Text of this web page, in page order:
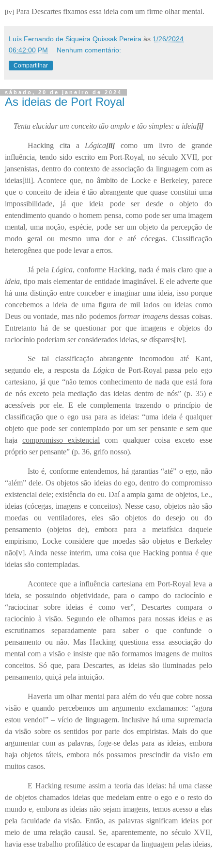
[iv] Para Descartes fixamos essa ideia com um firme olhar mental.
Luís Fernando de Siqueira Quissak Pereira às 1/26/2024
06:42:00 PM
Nenhum comentário:
Compartilhar
sábado, 20 de janeiro de 2024
As ideias de Port Royal
Tenta elucidar um conceito tão amplo e tão simples: a ideia[i]
Hacking cita a Lógica[ii] como um livro de grande
influência, tendo sido escrito em Port-Royal, no século XVII, por
jansenistas, dentro do contexto de associação da linguagem com as
ideias[iii]. Acontece que, no âmbito de Locke e Berkeley, parece
que o conceito de ideia é tão abrangente que quase constitui uma
impossibilidade, já que ideia pode ser desde o objeto do
entendimento quando o homem pensa, como pode ser uma imagem
mental, uma noção, espécie, pode ser um objeto da percepção de
modo geral ou mesmo uma dor e até cócegas. Classificação
heterogênea que pode levar a erros.
Já pela Lógica, conforme Hacking, nada é mais claro que a
ideia, tipo mais elementar de entidade imaginável. E ele adverte que
há uma distinção entre conceber e imaginar uma ideia, isso porque
concebemos a ideia de uma figura de mil lados ou ideias como
Deus ou vontade, mas não podemos formar imagensdessas coisas.
Entretanto há de se questionar por que imagens e objetos do
raciocínio poderiam ser considerados ideias, se díspares[iv].
Se tal classificação abrangente incomodou até Kant,
segundo ele, a resposta da Lógica de Port-Royal passa pelo ego
cartesiano, já que “não temos conhecimento de nada que está fora
de nós exceto pela mediação das ideias dentro de nós” (p. 35) e
acessíveis por ele. E ele complementa trazendo o princípio de
classificação que o ego usa para as ideias: “uma ideia é qualquer
objeto que pode ser contemplado por um ser pensante e sem que
hajacompromisso existencial com qualquer coisa exceto esse
próprio ser pensante” (p. 36, grifo nosso).
Isto é, conforme entendemos, há garantias “até” o ego, não
“além” dele. Os objetos são ideias do ego, dentro do compromisso
existencial dele; existência do eu. Daí a ampla gama de objetos, i.e.,
ideias (cócegas, imagens e conceitos). Nesse caso, objetos não são
moedas ou ventiladores, eles são objetos do desejo ou do
pensamento (objetos de), embora para a metafísica daquele
empirismo, Locke considere que moedas são objetos e Berkeley
não[v]. Ainda nesse interim, uma coisa que Hacking pontua é que
ideias são contempladas.
Acontece que a influência cartesiana em Port-Royal leva a
ideia, se possuindo objetividade, para o campo do raciocínio e
“raciocinar sobre ideias é como ver”, Descartes compara o
raciocínio à visão. Segundo ele olhamos para nossas ideias e as
escrutinamos separadamente para saber o que confunde o
pensamento ou não. Mas Hacking questiona essa associação do
mental com a visão e insiste que não formamos imagens de muitos
conceitos. Só que, para Descartes, as ideias são iluminadas pelo
pensamento, quiçá pela intuição.
Haveria um olhar mental para além do véu que cobre nossa
visão e quando percebemos um argumento exclamamos: “agora
estou vendo!” – vício de linguagem. Inclusive há uma supremacia
da visão sobre os sentidos por parte dos empiristas. Mais do que
argumentar com as palavras, foge-se delas para as ideias, embora
haja objetos táteis, embora nós possamos prescindir da visão em
muitos casos.
E Hacking resume assim a teoria das ideias: há uma classe
de objetos chamados ideias que medeiam entre o ego e o resto do
mundo e, embora as ideias não sejam imagens, temos acesso a elas
pela faculdade da visão. Então, as palavras significam ideias por
meio de uma relação causal. Se, aparentemente, no século XVII,
havia esse trabalho profilático de escapar da linguagem pelas ideias,